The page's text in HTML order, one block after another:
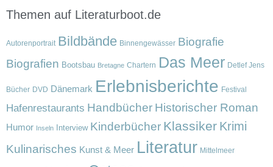
Themen auf Literaturboot.de
Autorenportrait Bildbände Binnengewässer Biografie
Biografien Bootsbau Bretagne Chartern Das Meer Detlef Jens
Bücher DVD Dänemark Erlebnisberichte Festival
Hafenrestaurants Handbücher Historischer Roman
Humor Inseln Interview Kinderbücher Klassiker Krimi
Kulinarisches Kunst & Meer Literatur Mittelmeer